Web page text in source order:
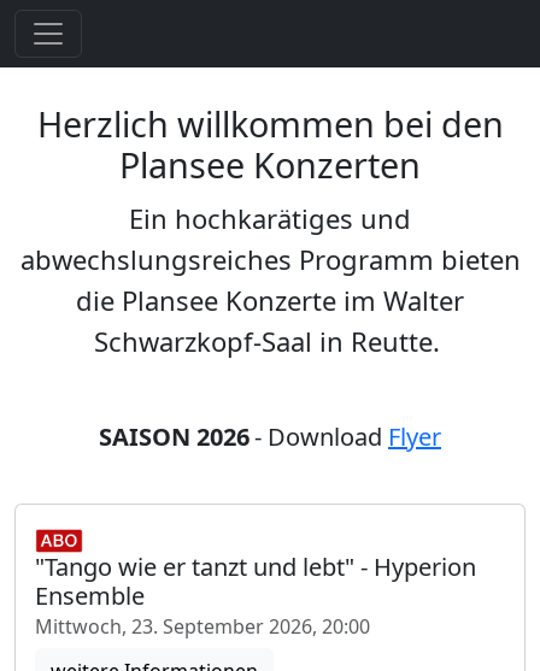
Herzlich willkommen bei den
Plansee Konzerten
Ein hochkarätiges und
abwechslungsreiches Programm bieten
die Plansee Konzerte im Walter
Schwarzkopf-Saal in Reutte.
SAISON 2026- Download Flyer
"Tango wie er tanzt und lebt" - Hyperion
Ensemble
Mittwoch, 23. September 2026, 20:00